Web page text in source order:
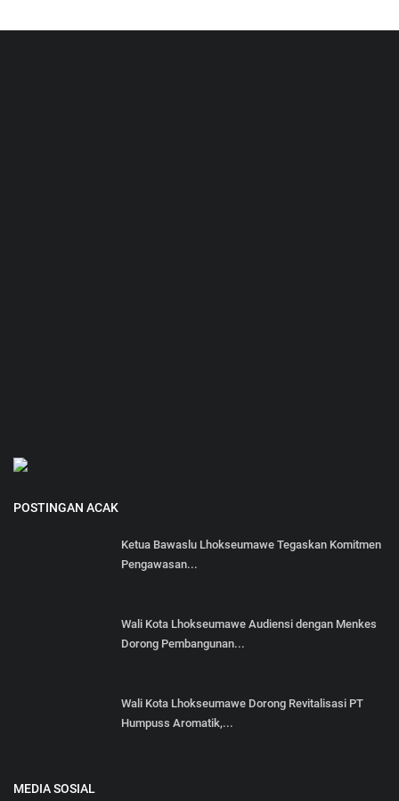
POSTINGAN ACAK
Ketua Bawaslu Lhokseumawe Tegaskan Komitmen
Pengawasan...
Wali Kota Lhokseumawe Audiensi dengan Menkes
Dorong Pembangunan...
Wali Kota Lhokseumawe Dorong Revitalisasi PT
Humpuss Aromatik,...
MEDIA SOSIAL